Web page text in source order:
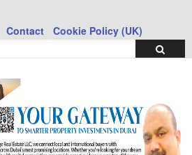
Contact Cookie Policy (UK)